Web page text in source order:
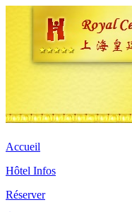
Accueil
Hôtel Infos
Réserver